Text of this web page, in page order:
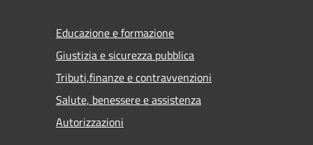
Educazione e formazione
Giustizia e sicurezza pubblica
Tributi,finanze e contravvenzioni
Salute, benessere e assistenza
Autorizzazioni